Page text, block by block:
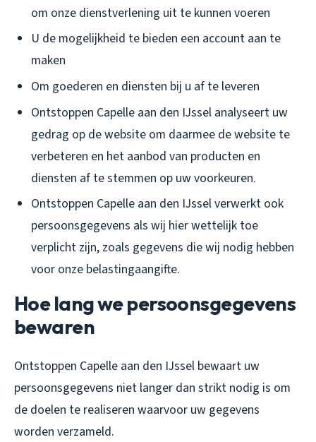
om onze dienstverlening uit te kunnen voeren
U de mogelijkheid te bieden een account aan te
maken
Om goederen en diensten bij u af te leveren
Ontstoppen Capelle aan den IJssel analyseert uw
gedrag op de website om daarmee de website te
verbeteren en het aanbod van producten en
diensten af te stemmen op uw voorkeuren.
Ontstoppen Capelle aan den IJssel verwerkt ook
persoonsgegevens als wij hier wettelijk toe
verplicht zijn, zoals gegevens die wij nodig hebben
voor onze belastingaangifte.
Hoe lang we persoonsgegevens
bewaren
Ontstoppen Capelle aan den IJssel bewaart uw
persoonsgegevens niet langer dan strikt nodig is om
de doelen te realiseren waarvoor uw gegevens
worden verzameld.